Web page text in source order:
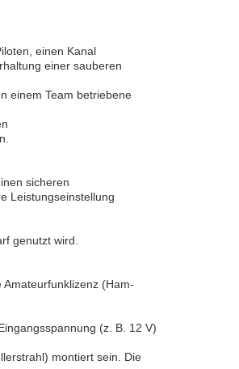
einen Kanal
einer sauberen
einem Team betriebene
sicheren
Leistungseinstellung
genutzt wird.
(Ham-
(z. B. 12 V)
montiert sein. Die